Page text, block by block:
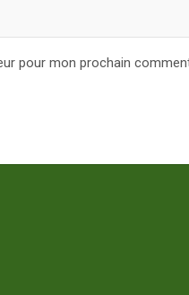
pour mon prochain